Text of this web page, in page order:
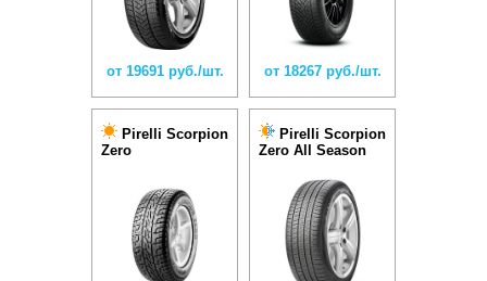
от 19691 руб./шт. от 18267 руб./шт.
Pirelli Scorpion
Zero
Pirelli Scorpion
Zero All Season